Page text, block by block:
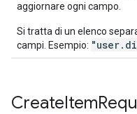
aggiornare ogni campo.
Si tratta di un elenco
campi. Esempio:
CreateItem